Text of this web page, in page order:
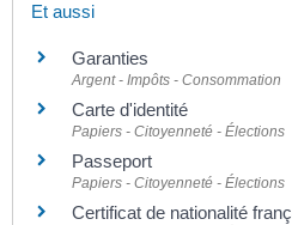
Et aussi
Garanties
Argent - Impôts - Consommation
Carte d'identité
Papiers - Citoyenneté - Élections
Passeport
Papiers - Citoyenneté - Élections
Certificat de nationalité